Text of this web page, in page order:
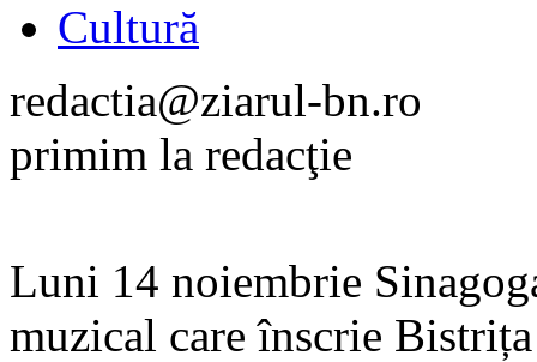
Cultură
redactia@ziarul-bn.ro
primim la redacţie
Luni 14 noiembrie
muzical care înscrie